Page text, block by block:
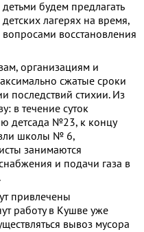
будем предлагать
лагерях на время,
восстановления
организациям и
сжатые сроки
последствий стихии. Из
в течение суток
детсада №23, к концу
школы № 6,
занимаются
и подачи газа в
привлечены
работу в Кушве уже
вывоз мусора